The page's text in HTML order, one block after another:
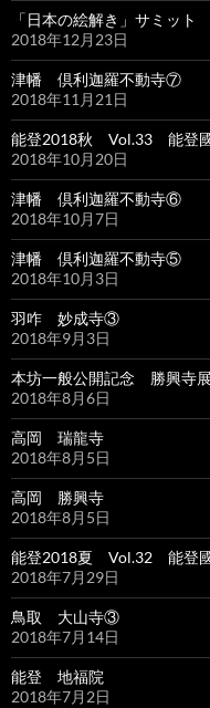
「日本の絵解き」サミッ
2018年12月23日
津幡 倶利迦羅不動寺⑦
2018年11月21日
能登2018秋 Vol.33 能登
2018年10月20日
津幡 倶利迦羅不動寺⑥
2018年10月7日
津幡 倶利迦羅不動寺⑤
2018年10月3日
羽咋 妙成寺③
2018年9月3日
本坊一般公開記念 勝興寺展
2018年8月6日
高岡 瑞龍寺
2018年8月5日
高岡 勝興寺
2018年8月5日
能登2018夏 Vol.32 能登
2018年7月29日
鳥取 大山寺③
2018年7月14日
能登 地福院
2018年7月2日